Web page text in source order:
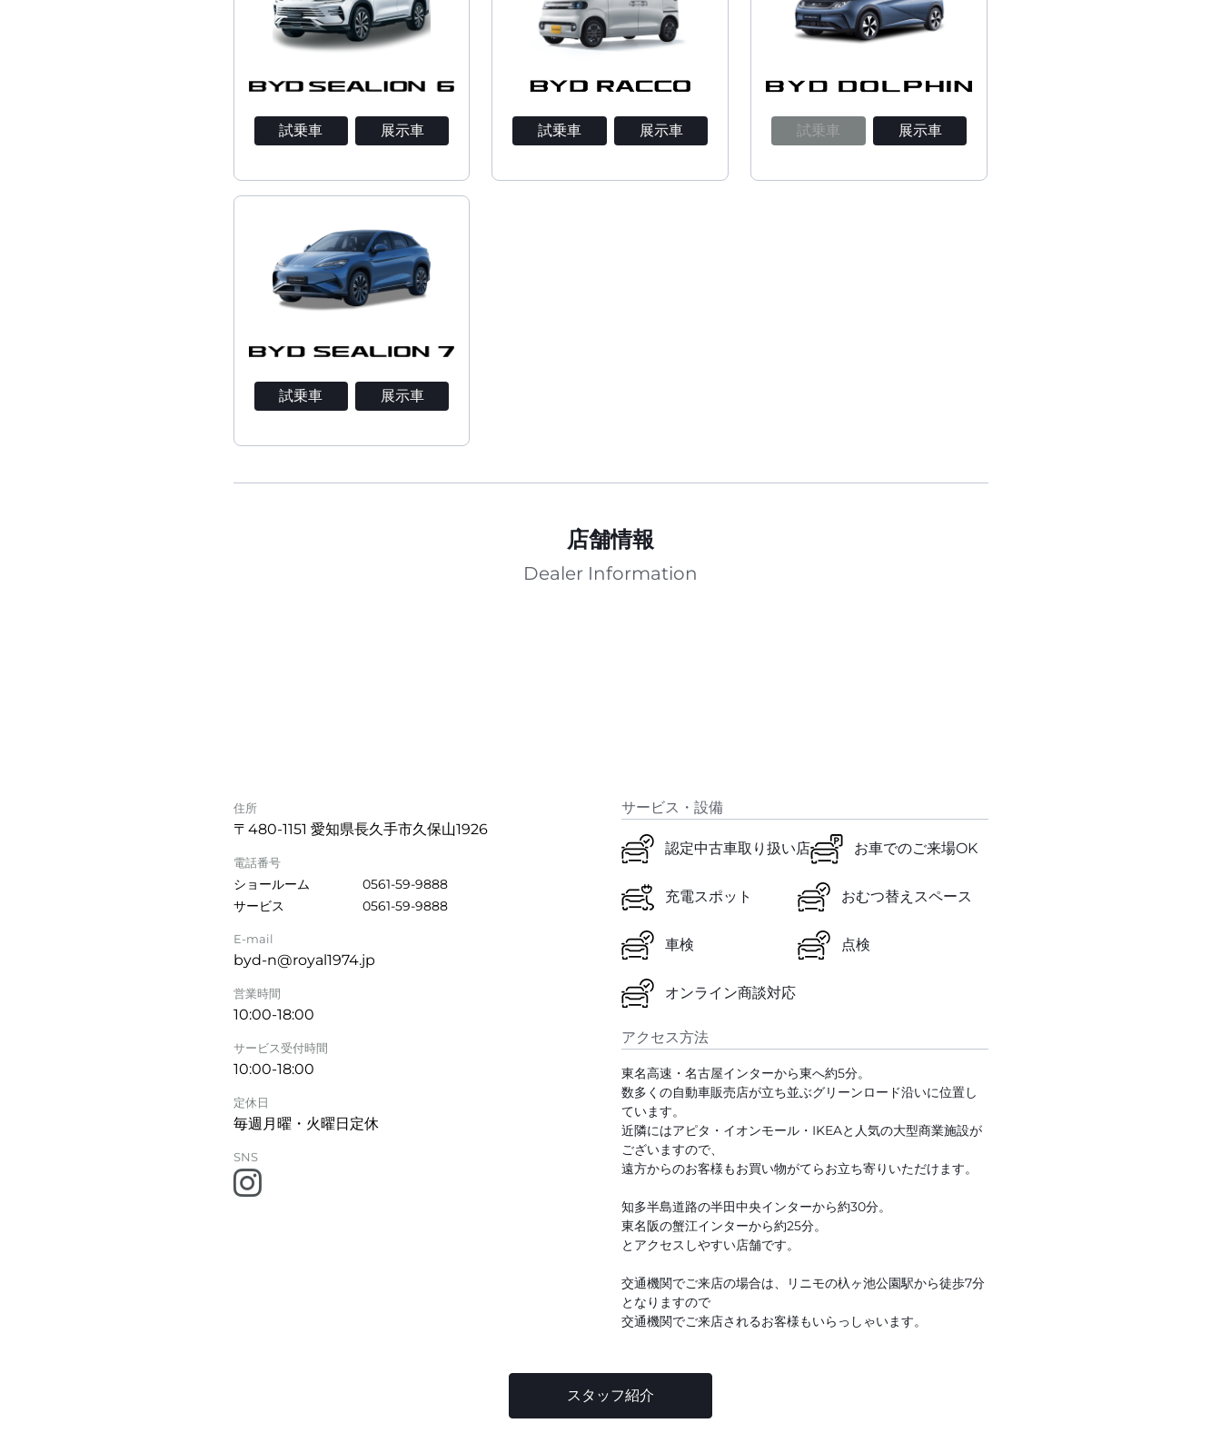
試乗車 展示車 試乗車 展示車 試乗車 展示車
試乗車 展示車
店舗情報
Dealer Information
住所
〒480-1151 愛知県長久手市久保山1926
電話番号
ショールーム
0561-59-9888
サービス
0561-59-9888
E-mail
byd-n@royal1974.jp
営業時間
10:00-18:00
サービス受付時間
10:00-18:00
定休日
毎週月曜・火曜日定休
SNS
サービス・設備
認定中古車取り扱い店 お車でのご来場OK
充電スポット おむつ替えスペース
車検 点検
オンライン商談対応
アクセス方法
東名高速・名古屋インターから東へ約5分。
数多くの自動車販売店が立ち並ぶグリーンロード沿いに位置し
ています。
近隣にはアピタ・イオンモール・IKEAと人気の大型商業施設が
ございますので、
遠方からのお客様もお買い物がてらお立ち寄りいただけます。
知多半島道路の半田中央インターから約30分。
東名阪の蟹江インターから約25分。
とアクセスしやすい店舗です。
交通機関でご来店の場合は、リニモの杁ヶ池公園駅から徒歩7分
となりますので
交通機関でご来店されるお客様もいらっしゃいます。
スタッフ紹介